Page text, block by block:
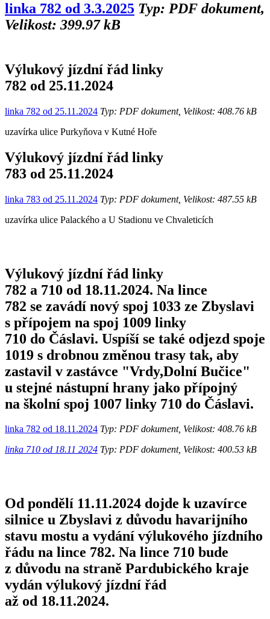
linka 782 od 3.3.2025 Typ: PDF dokument,
Velikost: 399.97 kB
Výlukový jízdní řád linky
782 od 25.11.2024
linka 782 od 25.11.2024 Typ: PDF dokument, Velikost: 408.76 kB
uzavírka ulice Purkyňova v Kutné Hoře
Výlukový jízdní řád linky
783 od 25.11.2024
linka 783 od 25.11.2024 Typ: PDF dokument, Velikost: 487.55 kB
uzavírka ulice Palackého a U Stadionu ve Chvaleticích
Výlukový jízdní řád linky
782 a 710 od 18.11.2024. Na lince
782 se zavádí nový spoj 1033 ze Zbyslavi
s přípojem na spoj 1009 linky
710 do Čáslavi. Uspíší se také odjezd spoje
1019 s drobnou změnou trasy tak, aby
zastavil v zastávce "Vrdy,Dolní Bučice"
u stejné nástupní hrany jako přípojný
na školní spoj 1007 linky 710 do Čáslavi.
linka 782 od 18.11.2024 Typ: PDF dokument, Velikost: 408.76 kB
linka 710 od 18.11 2024 Typ: PDF dokument, Velikost: 400.53 kB
Od pondělí 11.11.2024 dojde k uzavírce
silnice u Zbyslavi z důvodu havarijního
stavu mostu a vydání výlukového jízdního
řádu na lince 782. Na lince 710 bude
z důvodu na straně Pardubického kraje
vydán výlukový jízdní řád
až od 18.11.2024.